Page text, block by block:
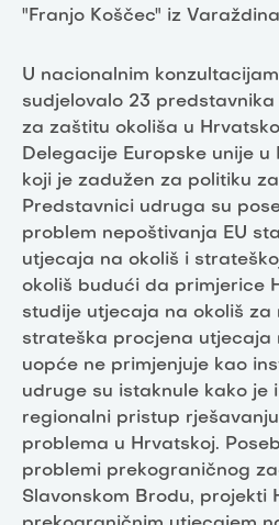
"Franjo Koščec" iz
U nacionalnim
sudjelovalo 23
za zaštitu okoliša u
Delegacije Europske unije u
koji je zadužen za politiku
Predstavnici udruga su
problem nepoštivanja EU
utjecaja na okoliš i
okoliš budući da primjerice
studije utjecaja na okoliš za
strateška procjena utjecaja
uopće ne primjenjuje kao
udruge su istaknule kako je
regionalni pristup
problema u Hrvatskoj.
problemi prekograničnog
Slavonskom Brodu, projekti